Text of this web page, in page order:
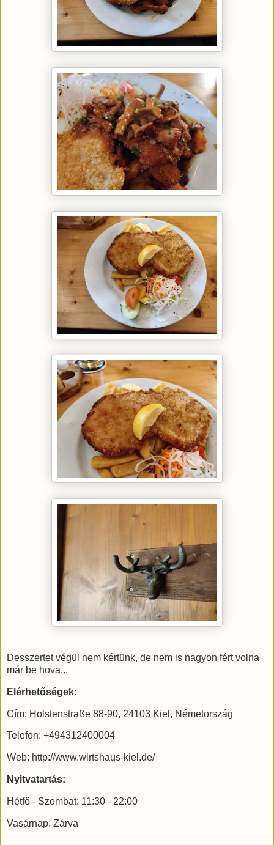
Desszertet végül nem kértünk, de nem is nagyon fért volna
már be hova...
Elérhetőségek:
Cím: Holstenstraße 88-90, 24103 Kiel, Németország
Telefon: +494312400004
Web: http://www.wirtshaus-kiel.de/
Nyitvatartás:
Hétfő - Szombat: 11:30 - 22:00
Vasárnap: Zárva